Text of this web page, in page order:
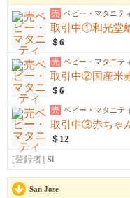
売 ベビー・マタニテ
取引中①和光堂
＄6
売 ベビー・マタニテ
取引中②国産米
＄6
売 ベビー・マタニテ
＄12
[登録者] Sl
San Jose